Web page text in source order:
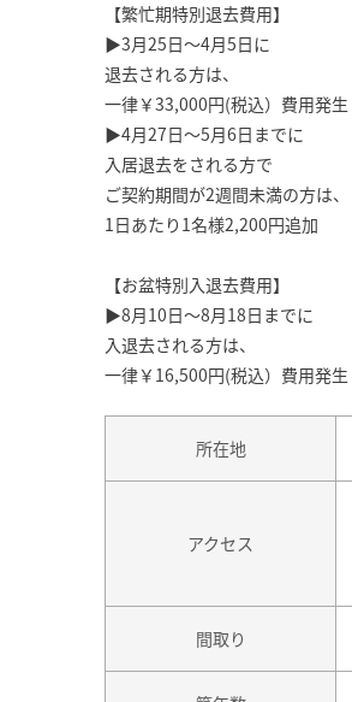
【繁忙期特別退去費用】
▶3月25日～4月5日に
退去される方は、
一律￥33,000円(税込）費用発生
▶4月27日～5月6日までに
入居退去をされる方で
ご契約期間が2週間未満の方は、
1日あたり1名様2,200円追加
【お盆特別入退去費用】
▶8月10日～8月18日までに
入退去される方は、
一律￥16,500円(税込）費用発生
所在地
アクセス
間取り